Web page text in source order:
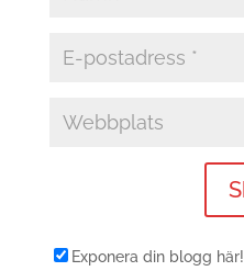
Exponera din blogg här!